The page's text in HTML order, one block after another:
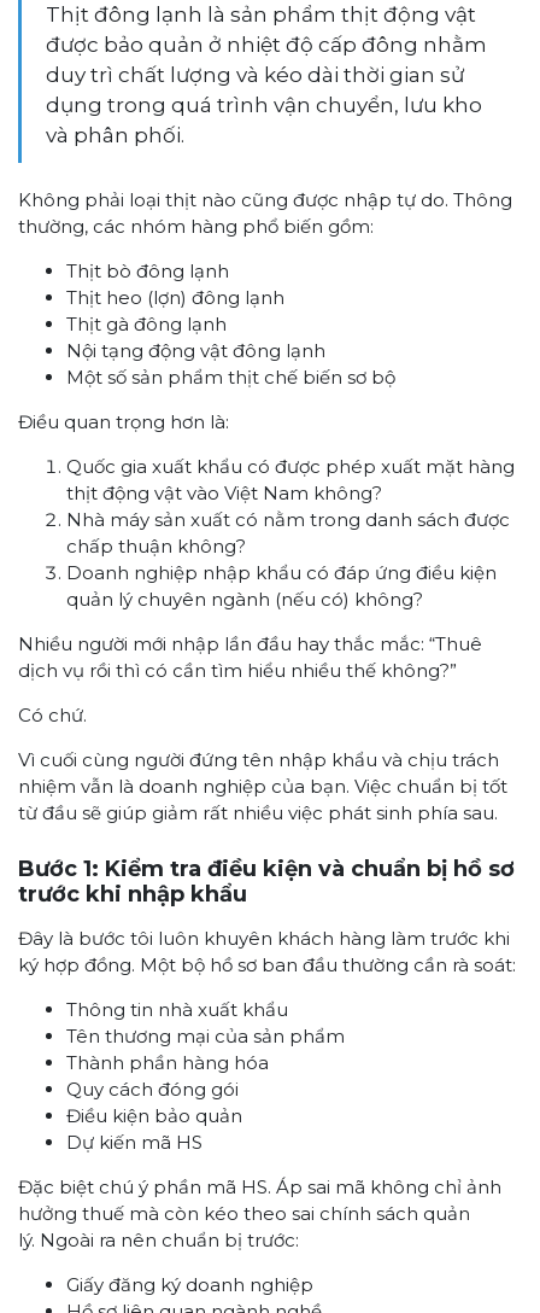
Thịt đông lạnh là sản phẩm thịt động vật
được bảo quản ở nhiệt độ cấp đông nhằm
duy trì chất lượng và kéo dài thời gian sử
dụng trong quá trình vận chuyển, lưu kho
và phân phối.
Không phải loại thịt nào cũng được nhập tự do. Thông
thường, các nhóm hàng phổ biến gồm:
Thịt bò đông lạnh
Thịt heo (lợn) đông lạnh
Thịt gà đông lạnh
Nội tạng động vật đông lạnh
Một số sản phẩm thịt chế biến sơ bộ
Điều quan trọng hơn là:
Quốc gia xuất khẩu có được phép xuất mặt hàng
thịt động vật vào Việt Nam không?
Nhà máy sản xuất có nằm trong danh sách được
chấp thuận không?
Doanh nghiệp nhập khẩu có đáp ứng điều kiện
quản lý chuyên ngành (nếu có) không?
Nhiều người mới nhập lần đầu hay thắc mắc: “Thuê
dịch vụ rồi thì có cần tìm hiểu nhiều thế không?”
Có chứ.
Vì cuối cùng người đứng tên nhập khẩu và chịu trách
nhiệm vẫn là doanh nghiệp của bạn. Việc chuẩn bị tốt
từ đầu sẽ giúp giảm rất nhiều việc phát sinh phía sau.
Bước 1: Kiểm tra điều kiện và chuẩn bị hồ sơ
trước khi nhập khẩu
Đây là bước tôi luôn khuyên khách hàng làm trước khi
ký hợp đồng. Một bộ hồ sơ ban đầu thường cần rà soát:
Thông tin nhà xuất khẩu
Tên thương mại của sản phẩm
Thành phần hàng hóa
Quy cách đóng gói
Điều kiện bảo quản
Dự kiến mã HS
Đặc biệt chú ý phần mã HS. Áp sai mã không chỉ ảnh
hưởng thuế mà còn kéo theo sai chính sách quản
lý. Ngoài ra nên chuẩn bị trước:
Giấy đăng ký doanh nghiệp